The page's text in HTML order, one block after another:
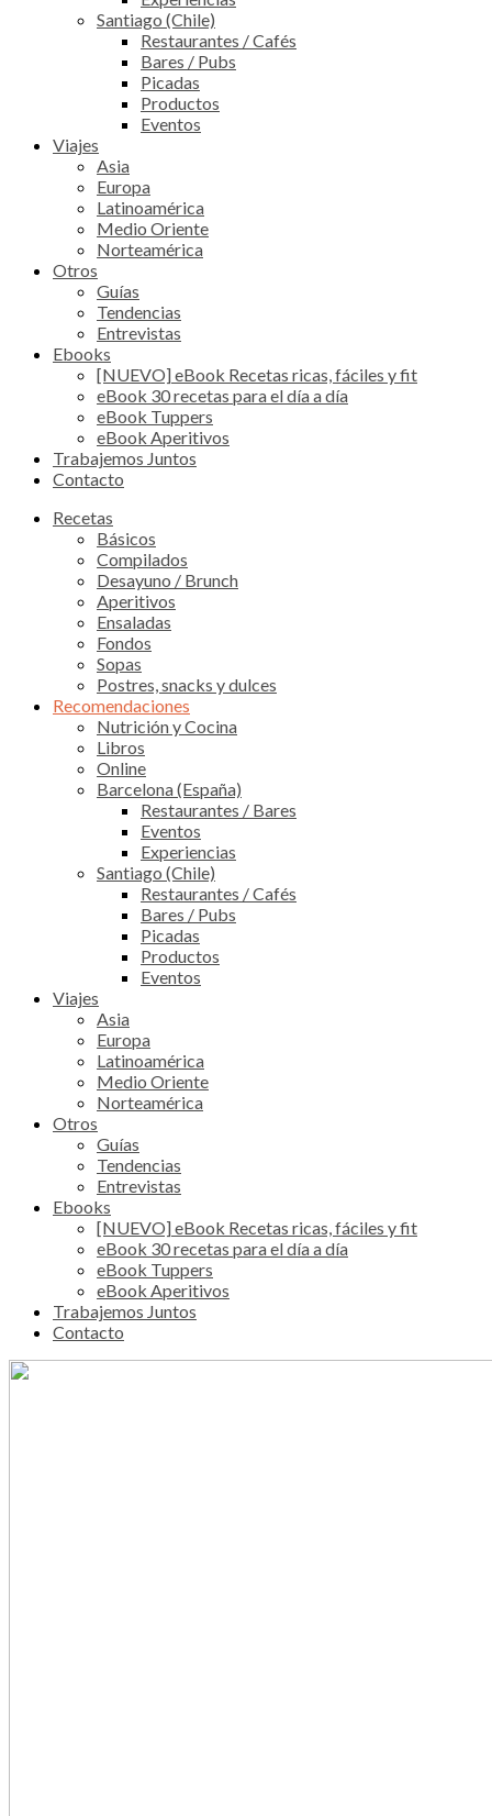
Santiago (Chile)
Restaurantes / Cafés
Bares / Pubs
Picadas
Productos
Eventos
Viajes
Asia
Europa
Latinoamérica
Medio Oriente
Norteamérica
Otros
Guías
Tendencias
Entrevistas
Ebooks
[NUEVO] eBook Recetas ricas, fáciles y fit
eBook 30 recetas para el día a día
eBook Tuppers
eBook Aperitivos
Trabajemos Juntos
Contacto
Recetas
Básicos
Compilados
Desayuno / Brunch
Aperitivos
Ensaladas
Fondos
Sopas
Postres, snacks y dulces
Recomendaciones
Nutrición y Cocina
Libros
Online
Barcelona (España)
Restaurantes / Bares
Eventos
Experiencias
Santiago (Chile)
Restaurantes / Cafés
Bares / Pubs
Picadas
Productos
Eventos
Viajes
Asia
Europa
Latinoamérica
Medio Oriente
Norteamérica
Otros
Guías
Tendencias
Entrevistas
Ebooks
[NUEVO] eBook Recetas ricas, fáciles y fit
eBook 30 recetas para el día a día
eBook Tuppers
eBook Aperitivos
Trabajemos Juntos
Contacto